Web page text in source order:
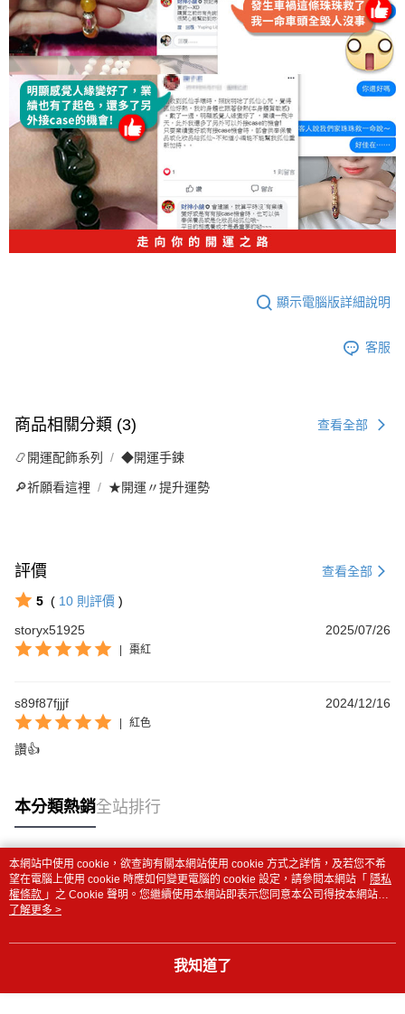
顯示電腦版詳細說明
客服
商品相關分類 (3) 查看全部
📿開運配飾系列 ◆開運手鍊
🔎祈願看這裡 ★開運〃提升運勢
評價 查看全部
5 ( 10 則評價 )
storyx51925
2025/07/26
| 棗紅
s89f87fjjjf 2024/12/16
| 紅色
讚👍
本分類熱銷全站排行
熱門標籤
本網站中使用 cookie，欲查詢有關本網站使用 cookie 方式之詳情，及若您不希
望在電腦上使用 cookie 時應如何變更電腦的 cookie 設定，請參閱本網站「 隱私
權條款 」之 Cookie 聲明。您繼續使用本網站即表示您同意本公司得按本網站使
用條款之 Cookie 聲明使用 cookie。
了解更多 >
我知道了